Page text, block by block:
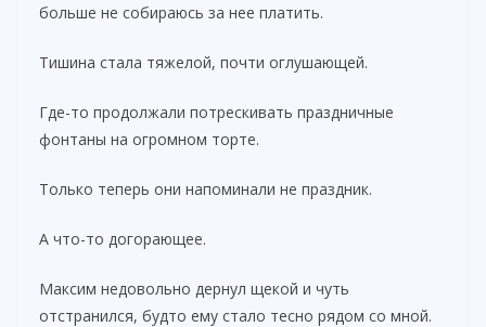
больше не собираюсь за нее платить.
Тишина стала тяжелой, почти оглушающей.
Где-то продолжали потрескивать праздничные
фонтаны на огромном торте.
Только теперь они напоминали не праздник.
А что-то догорающее.
Максим недовольно дернул щекой и чуть
отстранился, будто ему стало тесно рядом со мной.